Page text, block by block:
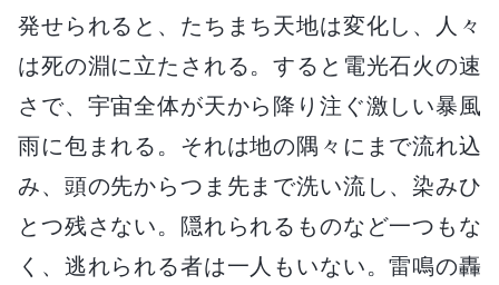
発せられると、たちまち天地は変化し、人々
は死の淵に立たされる。すると電光石火の速
さで、宇宙全体が天から降り注ぐ激しい暴風
雨に包まれる。それは地の隅々にまで流れ込
み、頭の先からつま先まで洗い流し、染みひ
とつ残さない。隠れられるものなど一つもな
く、逃れられる者は一人もいない。雷鳴の轟